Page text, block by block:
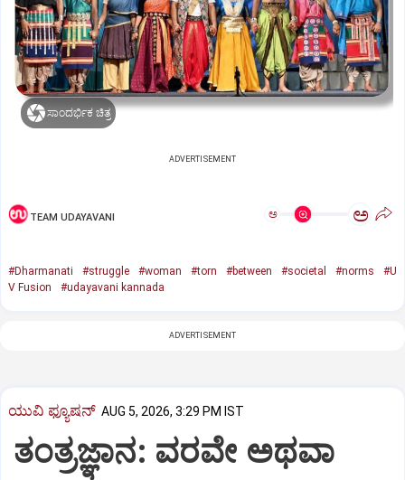
ಸಾಂದರ್ಭಿಕ ಚಿತ್ರ
ADVERTISEMENT
TEAM UDAYAVANI ಅ ಅ
#Dharmanati #struggle #woman #torn #between #societal #norms
#U
V Fusion
#udayavani kannada
ADVERTISEMENT
ಯುವಿ ಫ್ಯೂಷನ್ AUG 5, 2026, 3:29 PM IST
ತಂತ್ರಜ್ಞಾನ: ವರವೇ ಅಥವಾ